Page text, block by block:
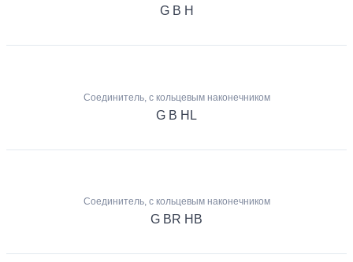
G B H
Соединитель, с кольцевым наконечником
G B HL
Соединитель, с кольцевым наконечником
G BR HB